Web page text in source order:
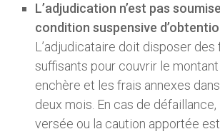
L’adjudication n’est pas
condition suspensive
L’adjudicataire doit disposer des
suffisants pour couvrir le
enchère et les frais annexes
deux mois. En cas de
versée ou la caution apportée